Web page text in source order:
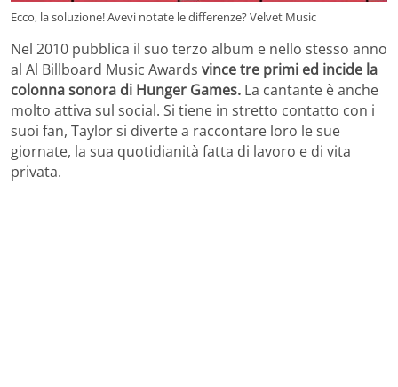
Ecco, la soluzione! Avevi notate le differenze? Velvet Music
Nel 2010 pubblica il suo terzo album e nello stesso anno
al Al Billboard Music Awards vince tre primi ed incide la
colonna sonora di Hunger Games. La cantante è anche
molto attiva sul social. Si tiene in stretto contatto con i
suoi fan, Taylor si diverte a raccontare loro le sue
giornate, la sua quotidianità fatta di lavoro e di vita
privata.